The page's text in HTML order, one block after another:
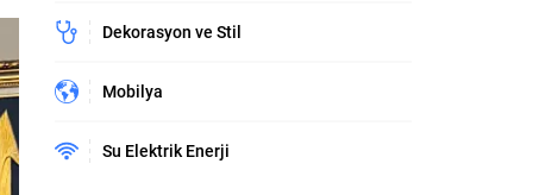
Dekorasyon ve Stil
Mobilya
Su Elektrik Enerji